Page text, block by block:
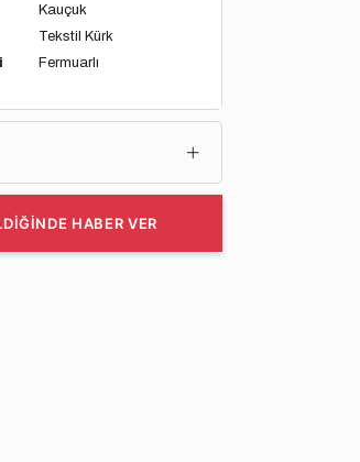
Kauçuk
Tekstil Kürk
Fermuarlı
HABER VER